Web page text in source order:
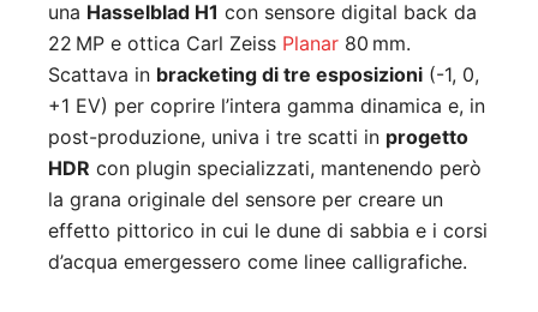
una Hasselblad H1 con sensore digital back da
22 MP e ottica Carl Zeiss Planar 80 mm.
Scattava in bracketing di tre esposizioni (-1, 0,
+1 EV) per coprire l’intera gamma dinamica e, in
post-produzione, univa i tre scatti in progetto
HDR con plugin specializzati, mantenendo però
la grana originale del sensore per creare un
effetto pittorico in cui le dune di sabbia e i corsi
d’acqua emergessero come linee calligrafiche.